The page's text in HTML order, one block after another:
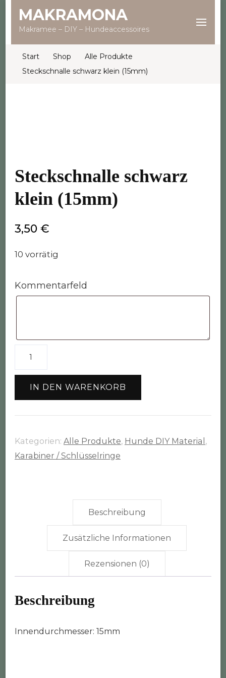
MAKRAMONA
Makramee – DIY – Hundeaccessoires
Start Shop
Alle Produkte
Steckschnalle schwarz klein (15mm)
Steckschnalle schwarz
klein (15mm)
3,50 €
10 vorrätig
Kommentarfeld
IN DEN WARENKORB
Kategorien: Alle Produkte, Hunde DIY Material ,
Karabiner / Schlüsselringe
Beschreibung
Zusätzliche Informationen
Rezensionen (0)
Beschreibung
Innendurchmesser: 15mm